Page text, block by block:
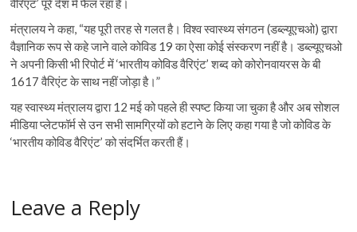
वैरिएंट’ पूरे देश में फैल रहा है।
मंत्रालय ने कहा, “यह पूरी तरह से गलत है। विश्व स्वास्थ्य संगठन (डब्ल्यूएचओ) द्वारा
वैज्ञानिक रूप से कहे जाने वाले कोविड 19 का ऐसा कोई संस्करण नहीं है। डब्ल्यूएचओ
ने अपनी किसी भी रिपोर्ट में ‘भारतीय कोविड वैरिएंट’ शब्द को कोरोनवायरस के बी
1617 वैरिएंट के साथ नहीं जोड़ा है।”
यह स्वास्थ्य मंत्रालय द्वारा 12 मई को पहले ही स्पष्ट किया जा चुका है और अब सोशल
मीडिया प्लेटफॉर्म से उन सभी सामग्रियों को हटाने के लिए कहा गया है जो कोविड के
‘भारतीय कोविड वैरिएंट’ को संदर्भित करती हैं।
Leave a Reply